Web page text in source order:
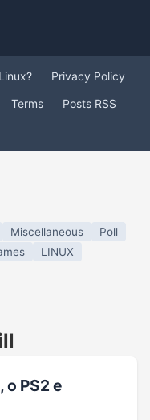
Privacy Policy
Terms
Posts RSS
Miscellaneous
Poll
LINUX
o PS2 e